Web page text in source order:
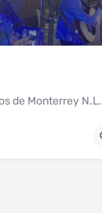
de Monterrey N.L.